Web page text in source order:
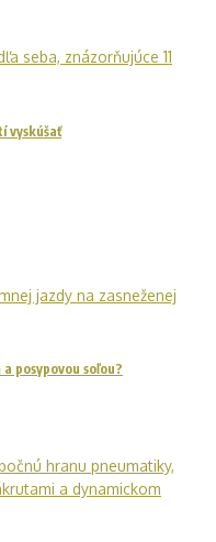
vyskúšať
posypovou soľou?